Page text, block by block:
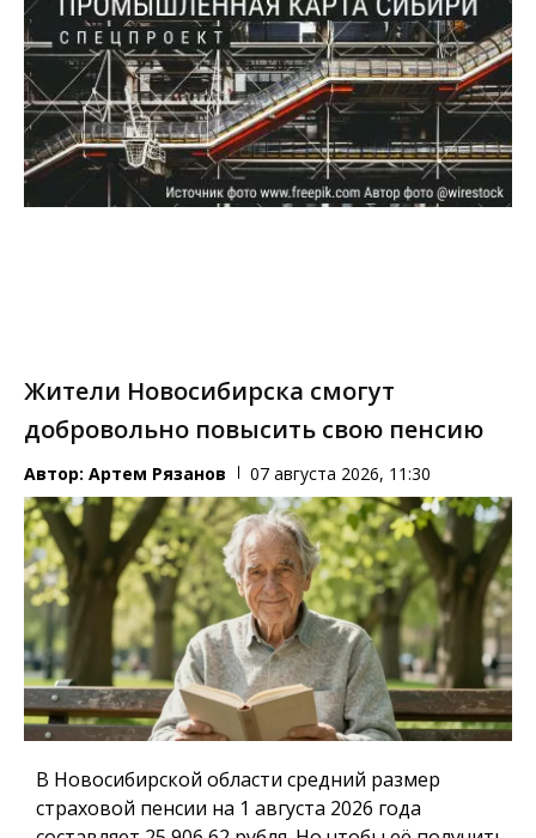
Жители Новосибирска смогут
добровольно повысить свою пенсию
Автор: Артем Рязанов 07 августа 2026, 11:30
В Новосибирской области средний размер
страховой пенсии на 1 августа 2026 года